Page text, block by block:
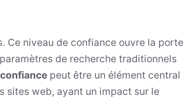
Ce niveau de confiance ouvre la porte
de recherche traditionnels
peut être un élément central
sites web, ayant un impact sur le